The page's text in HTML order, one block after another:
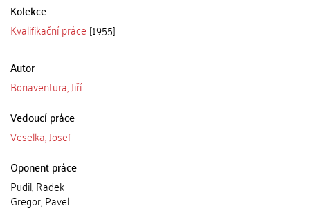
Kolekce
Kvalifikační práce [1955]
Autor
Bonaventura, Jiří
Vedoucí práce
Veselka, Josef
Oponent práce
Pudil, Radek
Gregor, Pavel